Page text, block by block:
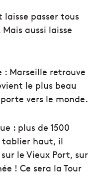
laisse passer tous
aussi laisse
Marseille retrouve
le plus beau
vers le monde.
: plus de 1500
tablier haut, il
le Vieux Port, sur
! Ce sera la Tour